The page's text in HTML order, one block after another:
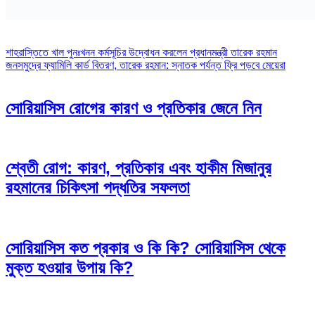
Post
navigation
শাহরাস্তিতে খাল পুনঃখনন কর্মসূচির উদ্বোধন করলেন প্রধানমন্ত্রী তারেক রহমান
জনসমুদ্রে ফ্যামিলি কার্ড বিতরণ, তারেক রহমান: স্নাতক পর্যন্ত ফ্রি পড়বে মেয়েরা
সোরিয়াসিস রোগের কারণ ও প্রতিকার জেনে নিন
শ্বেতী রোগ: কারণ, প্রতিকার এবং হাকীম মিজানুর
রহমানের চিকিৎসা পদ্ধতির সফলতা
সোরিয়াসিস কত প্রকার ও কি কি? সোরিয়াসিস থেকে
মুক্ত হওয়ার উপায় কি?